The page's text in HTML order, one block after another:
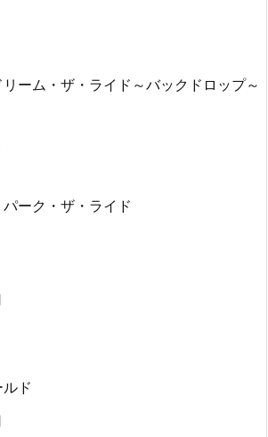
ーム・ザ・ライド～バックドロップ～
ーク・ザ・ライド
ド